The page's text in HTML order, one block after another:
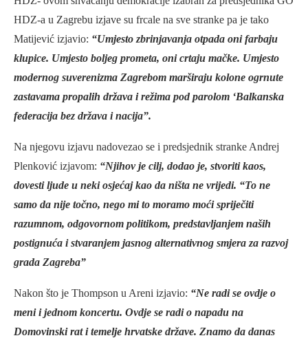
HDZ-a u Zagrebu izjave su frcale na sve stranke pa je tako
Matijević izjavio: “Umjesto zbrinjavanja otpada oni farbaju
klupice. Umjesto boljeg prometa, oni crtaju mačke. Umjesto
modernog suverenizma Zagrebom marširaju kolone ogrnute
zastavama propalih država i režima pod parolom ‘Balkanska
federacija bez država i nacija”.
Na njegovu izjavu nadovezao se i predsjednik stranke Andrej
Plenković izjavom: “Njihov je cilj, dodao je, stvoriti kaos,
dovesti ljude u neki osjećaj kao da ništa ne vrijedi. “To ne
samo da nije točno, nego mi to moramo moći spriječiti
razumnom, odgovornom politikom, predstavljanjem naših
postignuća i stvaranjem jasnog alternativnog smjera za razvoj
grada Zagreba”
Nakon što je Thompson u Areni izjavio: “Ne radi se ovdje o
meni i jednom koncertu. Ovdje se radi o napadu na
Domovinski rat i temelje hrvatske države. Znamo da danas